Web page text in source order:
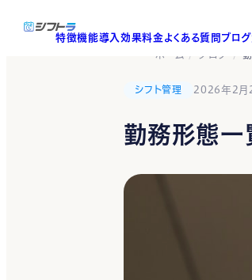
特徴機能導入効果料金よくある質問 ブログ
ホーム ブログ
シフト管理 2026年2月
勤務形態一